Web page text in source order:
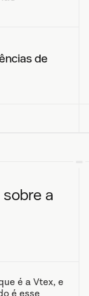
de
a
é a Vtex, e